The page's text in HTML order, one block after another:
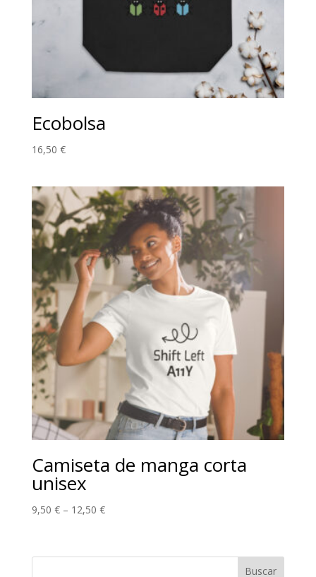
Ecobolsa
16,50 €
Camiseta de manga corta
unisex
9,50 €– 12,50 €
Buscar